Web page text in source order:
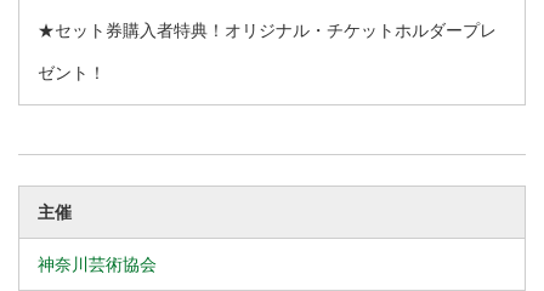
★セット券購入者特典！オリジナル・チケットホルダープレ
ゼント！
主催
神奈川芸術協会